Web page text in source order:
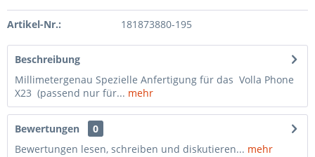
Artikel-Nr.: 181873880-195
Beschreibung
Millimetergenau Spezielle Anfertigung für das Volla Phone
X23 (passend nur für... mehr
Bewertungen
0
Bewertungen lesen, schreiben und diskutieren... mehr